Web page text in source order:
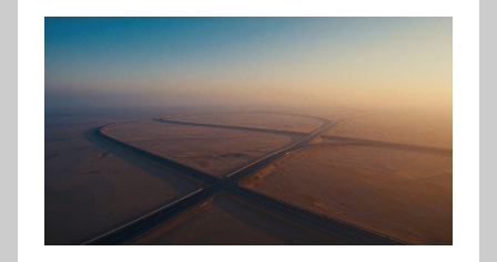
T
h
n
k